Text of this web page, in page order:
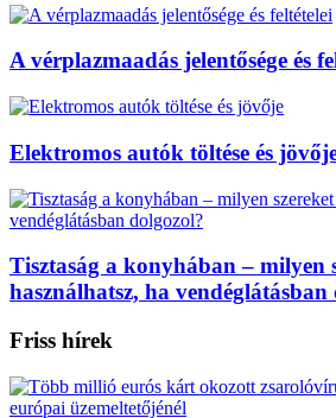
A vérplazmaadás jelentősége és
Elektromos autók töltése és
Tisztaság a konyhában – milyen
használhatsz, ha vendéglátásban
Friss hírek